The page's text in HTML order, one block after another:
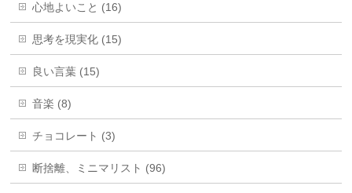
心地よいこと (16)
思考を現実化 (15)
良い言葉 (15)
音楽 (8)
チョコレート (3)
断捨離、ミニマリスト (96)